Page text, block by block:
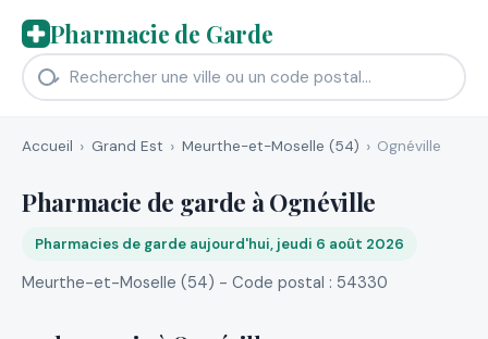
Pharmacie de Garde
Accueil Grand Est Meurthe-et-Moselle (54) Ognéville
Pharmacie de garde à Ognéville
Pharmacies de garde aujourd'hui, jeudi 6 août 2026
Meurthe-et-Moselle (54) - Code postal : 54330